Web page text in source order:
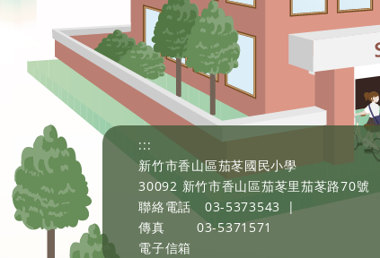
:::
新竹市香山區茄苳國民小學
30092 新竹市香山區茄苳里茄苳路70號
聯絡電話
03-5373543
|
傳真
03-5371571
電子信箱